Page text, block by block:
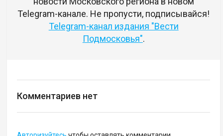
Telegram-канале. Не пропусти, подписывайся!
Telegram-канал издания "Вести
Подмосковья".
Комментариев нет